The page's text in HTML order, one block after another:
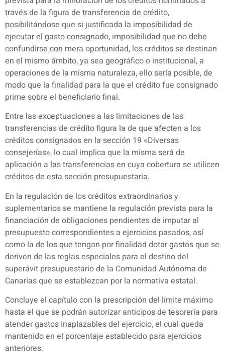
través de la figura de transferencia de crédito,
posibilitándose que si justificada la imposibilidad de
ejecutar el gasto consignado, imposibilidad que no debe
confundirse con mera oportunidad, los créditos se destinan
en el mismo ámbito, ya sea geográfico o institucional, a
operaciones de la misma naturaleza, ello sería posible, de
modo que la finalidad para la que el crédito fue consignado
prime sobre el beneficiario final.
Entre las exceptuaciones a las limitaciones de las
transferencias de crédito figura la de que afecten a los
créditos consignados en la sección 19 «Diversas
consejerías», lo cual implica que la misma será de
aplicación a las transferencias en cuya cobertura se utilicen
créditos de esta sección presupuestaria.
En la regulación de los créditos extraordinarios y
suplementarios se mantiene la regulación prevista para la
financiación de obligaciones pendientes de imputar al
presupuesto correspondientes a ejercicios pasados, así
como la de los que tengan por finalidad dotar gastos que se
deriven de las reglas especiales para el destino del
superávit presupuestario de la Comunidad Autónoma de
Canarias que se establezcan por la normativa estatal.
Concluye el capítulo con la prescripción del límite máximo
hasta el que se podrán autorizar anticipos de tesorería para
atender gastos inaplazables del ejercicio, el cual queda
mantenido en el porcentaje establecido para ejercicios
anteriores.